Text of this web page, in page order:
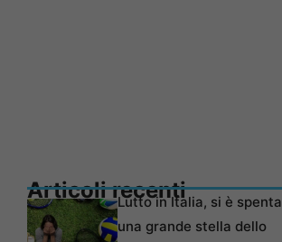
Articoli recentiLutto in Italia, si è spenta
una grande stella dello